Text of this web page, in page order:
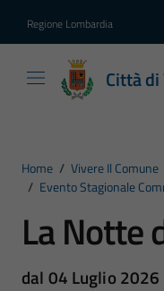
Regione Lombardia
Città
Home / Vivere Il Comune
/ Evento Stagionale
La Notte
dal 04 Luglio